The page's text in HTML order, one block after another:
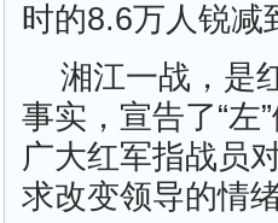
时的8.6万人锐减
湘江一战，是
事实，宣告了“左
广大红军指战员
求改变领导的情